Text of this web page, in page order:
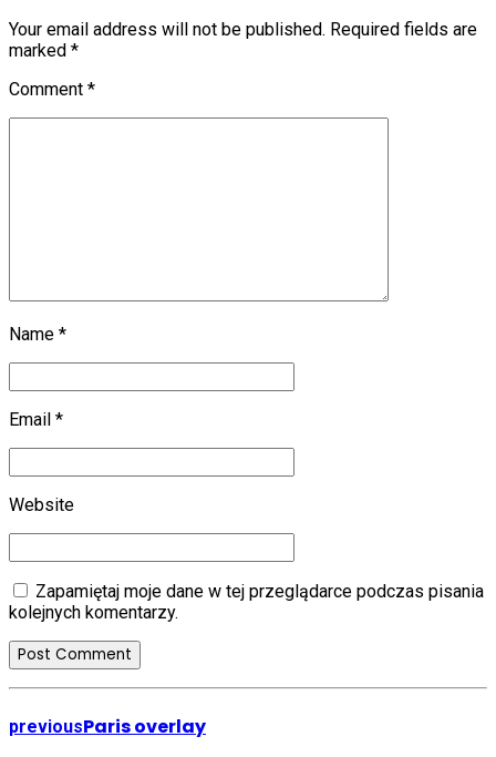
Your email address will not be published. Required fields are
marked *
Comment *
Name *
Email *
Website
Zapamiętaj moje dane w tej przeglądarce podczas pisania
kolejnych komentarzy.
Post Comment
previousParis overlay